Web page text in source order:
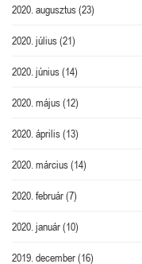
2020. augusztus(23)
2020. július(21)
2020. június(14)
2020. május(12)
2020. április(13)
2020. március(14)
2020. február(7)
2020. január(10)
2019. december(16)